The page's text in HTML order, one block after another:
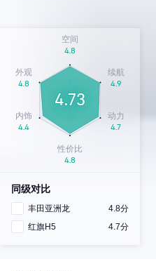
同级对比
丰田亚洲龙
4.8分
红旗H5
4.7分